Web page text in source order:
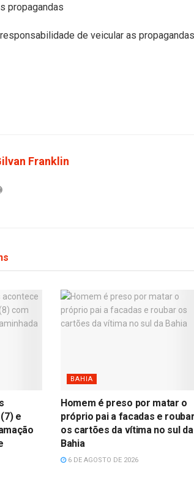
propagandas
de veicular as
Franklin
e
BAHIA
Homem é preso por matar o
próprio pai a facadas e roubar
os cartões da vítima no sul da
Bahia
6 DE AGOSTO DE 2026